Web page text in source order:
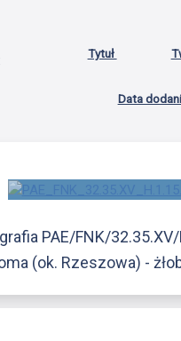
Tytuł
Data
PAE/FNK/
(ok. Rzeszowa) -